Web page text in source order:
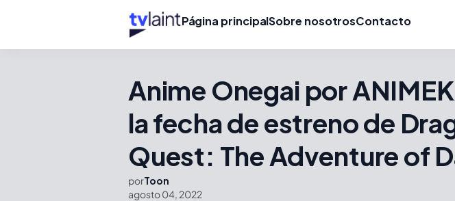
Página principalSobre nosotrosContacto
Anime Onegai por
la fecha de estreno de
Quest: The Adventure of
porToon
agosto 04, 2022